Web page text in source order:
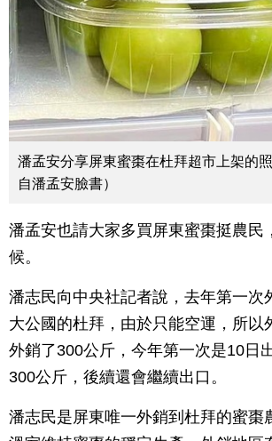
潘孟安分享屏東蜜棗在杜拜超市上架的
自潘孟安臉書）
潘孟安也請大家多買屏東蜜棗挺農民
候。
潘志民向中央社記者說，去年第一次
大公國的杜拜，由於只能空運，所以
外銷了300公斤，今年第一次是10日
300公斤，後續還會繼續出口。
潘志民是屏東唯一外銷到杜拜的蜜棗